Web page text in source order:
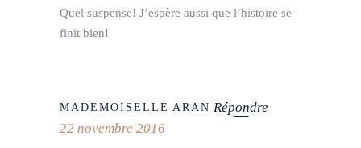
Quel suspense! J’espère aussi que l’histoire se
finit bien!
MADEMOISELLE ARAN Répondre
22 novembre 2016